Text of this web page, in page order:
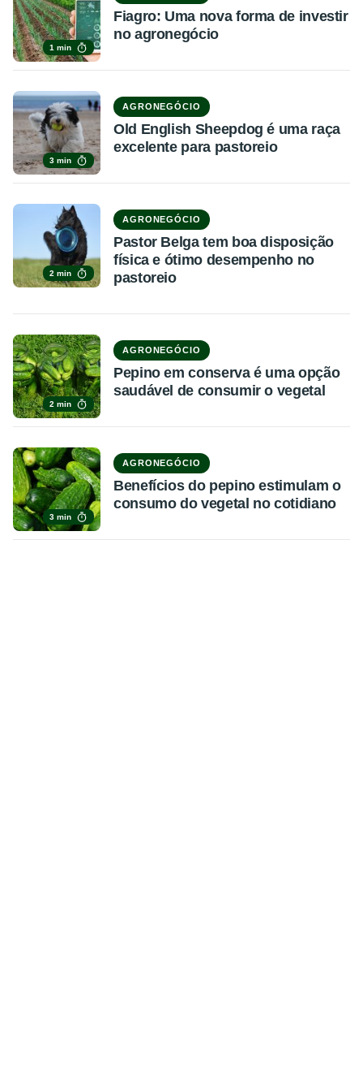
1 min
Fiagro: Uma nova forma de investir
no agronegócio
3 min
AGRONEGÓCIO
Old English Sheepdog é uma raça
excelente para pastoreio
2 min
AGRONEGÓCIO
Pastor Belga tem boa disposição
física e ótimo desempenho no
pastoreio
2 min
AGRONEGÓCIO
Pepino em conserva é uma opção
saudável de consumir o vegetal
3 min
AGRONEGÓCIO
Benefícios do pepino estimulam o
consumo do vegetal no cotidiano